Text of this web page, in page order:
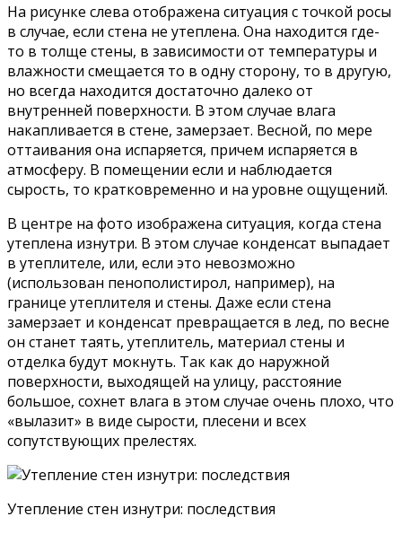
На рисунке слева отображена ситуация с точкой росы
в случае, если стена не утеплена. Она находится где-
то в толще стены, в зависимости от температуры и
влажности смещается то в одну сторону, то в другую,
но всегда находится достаточно далеко от
внутренней поверхности. В этом случае влага
накапливается в стене, замерзает. Весной, по мере
оттаивания она испаряется, причем испаряется в
атмосферу. В помещении если и наблюдается
сырость, то кратковременно и на уровне ощущений.
В центре на фото изображена ситуация, когда стена
утеплена изнутри. В этом случае конденсат выпадает
в утеплителе, или, если это невозможно
(использован пенополистирол, например), на
границе утеплителя и стены. Даже если стена
замерзает и конденсат превращается в лед, по весне
он станет таять, утеплитель, материал стены и
отделка будут мокнуть. Так как до наружной
поверхности, выходящей на улицу, расстояние
большое, сохнет влага в этом случае очень плохо, что
«вылазит» в виде сырости, плесени и всех
сопутствующих прелестях.
Утепление стен изнутри: последствия